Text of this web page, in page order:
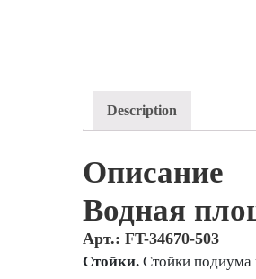
Description
Описание
Водная
Арт.: FT-34670-503
Стойки. Стойки